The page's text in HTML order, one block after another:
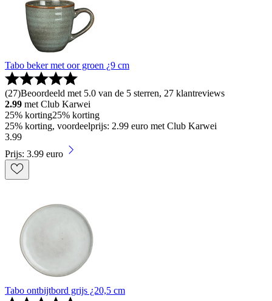
Tabo beker met oor groen ¿9 cm
(27)Beoordeeld met 5.0 van de 5 sterren, 27 klantreviews
2.99 met Club Karwei
25% korting25% korting
25% korting, voordeelprijs: 2.99 euro met Club Karwei
3.99
Prijs: 3.99 euro
Tabo ontbijtbord grijs ¿20,5 cm